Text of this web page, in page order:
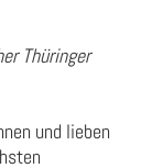
Thüringer
und lieben